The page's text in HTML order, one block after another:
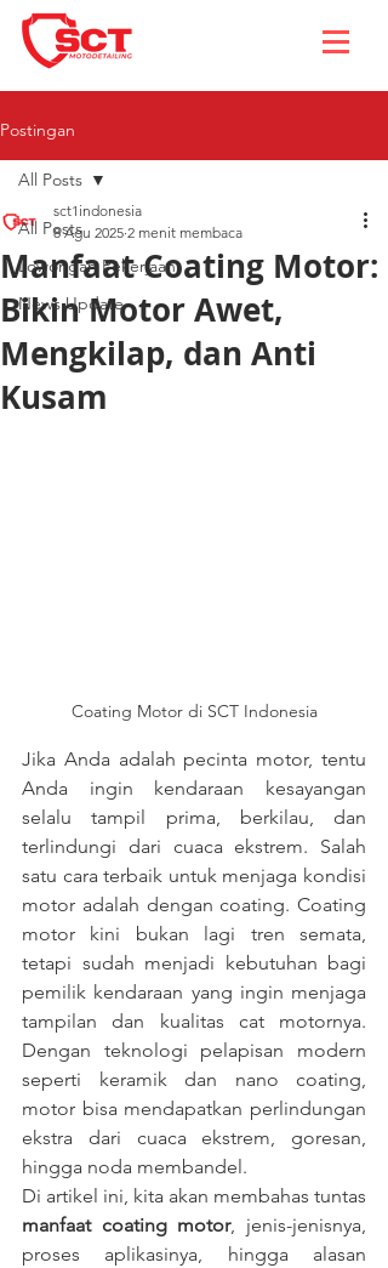
Postingan
All Posts
Lowongan Pekerjaan
News Update
All Posts
Manfaat Coating Motor:
Bikin Motor Awet,
Mengkilap, dan Anti
Kusam
sct1indonesia
8 Agu 2025 2 menit membaca
Coating Motor di SCT Indonesia
Jika Anda adalah pecinta motor, tentu
Anda ingin kendaraan kesayangan
selalu tampil prima, berkilau, dan
terlindungi dari cuaca ekstrem. Salah
satu cara terbaik untuk menjaga kondisi
motor adalah dengan coating. Coating
motor kini bukan lagi tren semata,
tetapi sudah menjadi kebutuhan bagi
pemilik kendaraan yang ingin menjaga
tampilan dan kualitas cat motornya.
Dengan teknologi pelapisan modern
seperti keramik dan nano coating,
motor bisa mendapatkan perlindungan
ekstra dari cuaca ekstrem, goresan,
hingga noda membandel.
manfaat coating motor, jenis-jenisnya,
proses aplikasinya, hingga alasan